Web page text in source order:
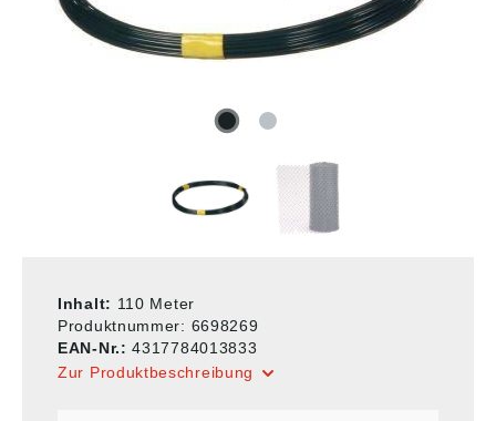
Inhalt: 110 Meter
Produktnummer: 6698269
EAN-Nr.:4317784013833
Zur Produktbeschreibung